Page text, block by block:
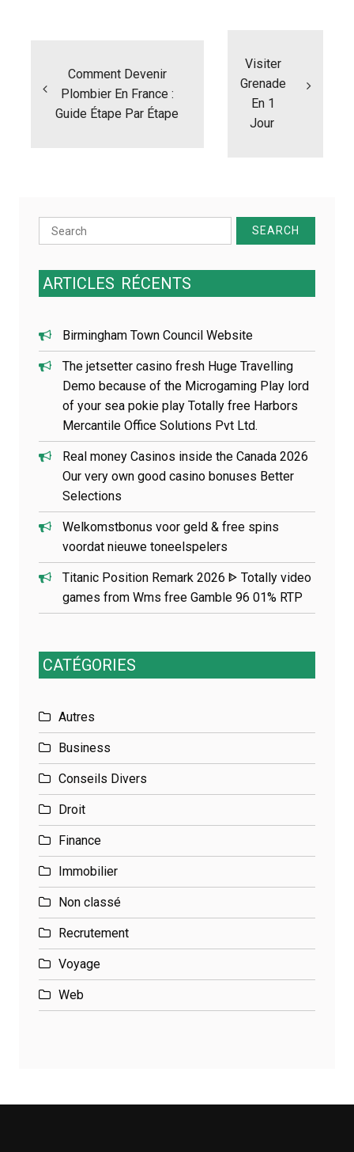
Comment Devenir
Plombier En France :
Guide Étape Par Étape
Visiter
Grenade
En 1
Jour
Search
for:
ARTICLES RÉCENTS
Birmingham Town Council Website
The jetsetter casino fresh Huge Travelling
Demo because of the Microgaming Play lord
of your sea pokie play Totally free Harbors
Mercantile Office Solutions Pvt Ltd.
Real money Casinos inside the Canada 2026
Our very own good casino bonuses Better
Selections
Welkomstbonus voor geld & free spins
voordat nieuwe toneelspelers
Titanic Position Remark 2026 ᐈ Totally video
games from Wms free Gamble 96 01% RTP
CATÉGORIES
Autres
Business
Conseils Divers
Droit
Finance
Immobilier
Non classé
Recrutement
Voyage
Web